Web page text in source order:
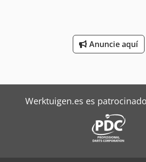
Anuncie aquí
Werktuigen.es es